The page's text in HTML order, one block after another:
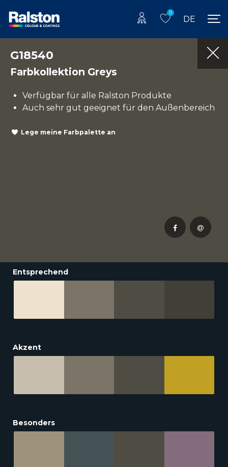
0
DE
G18540
Farbkollektion Greys
Verfügbar für alle Ralston Produkte
Auch sehr gut geeignet für den Außenbereich
Lege meine Farbpalette an
Entsprechend
Akzent
Besonders